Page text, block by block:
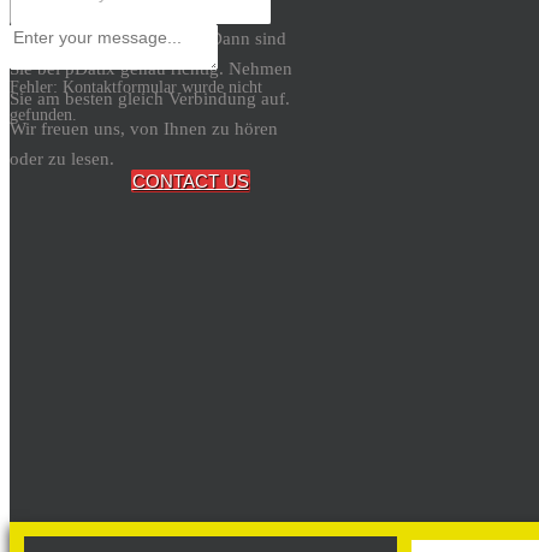
CONTACT US
Datenschutzbeauftragten? Dann sind
Sie bei pDatix genau richtig. Nehmen
Sie am besten gleich Verbindung auf.
Wir freuen uns, von Ihnen zu hören
oder zu lesen.
× Schliessen
Fehler: Kontaktformular wurde nicht
gefunden.